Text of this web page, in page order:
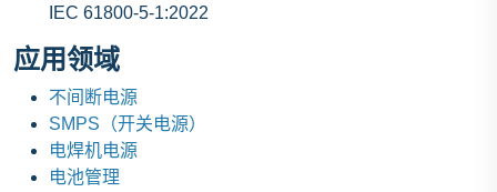
IEC 61800-5-1:2022
应用领域
不间断电源
SMPS（开关电源）
电焊机电源
电池管理